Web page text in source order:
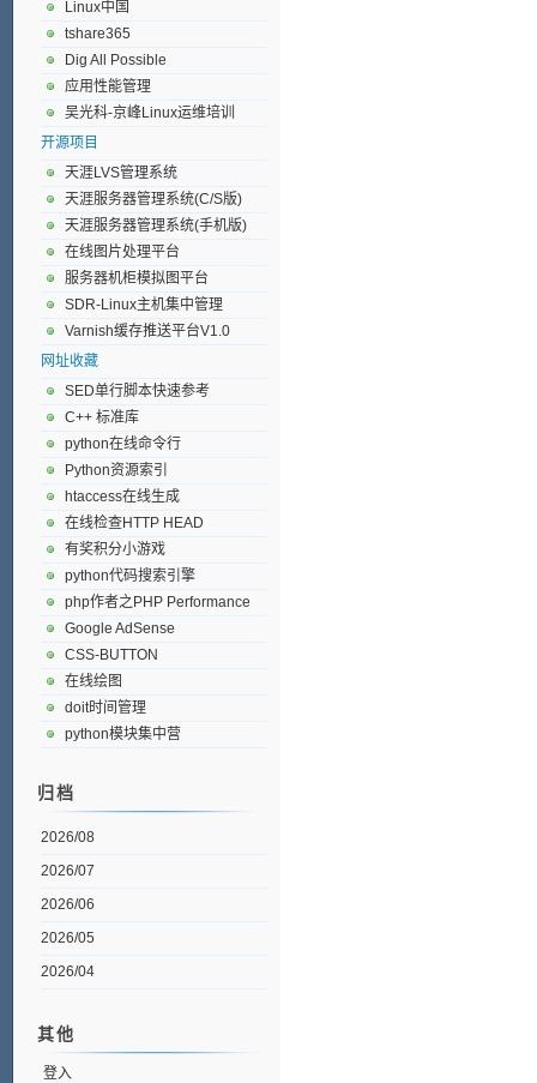
Linux中国
tshare365
Dig All Possible
应用性能管理
吴光科-京峰Linux运维培训
开源项目
天涯LVS管理系统
天涯服务器管理系统(C/S版)
天涯服务器管理系统(手机版)
在线图片处理平台
服务器机柜模拟图平台
SDR-Linux主机集中管理
Varnish缓存推送平台V1.0
网址收藏
SED单行脚本快速参考
C++ 标准库
python在线命令行
Python资源索引
htaccess在线生成
在线检查HTTP HEAD
有奖积分小游戏
python代码搜索引擎
php作者之PHP Performance
Google AdSense
CSS-BUTTON
在线绘图
doit时间管理
python模块集中营
归档
2026/08
2026/07
2026/06
2026/05
2026/04
其他
登入